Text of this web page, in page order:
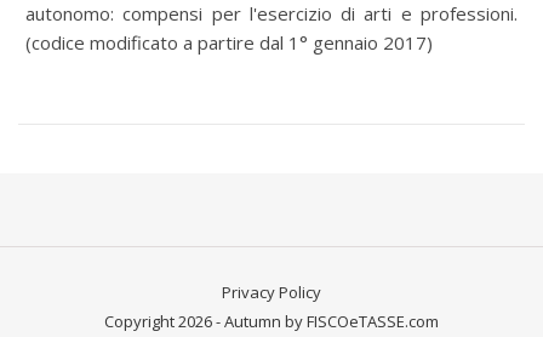
autonomo: compensi per l'esercizio di arti e professioni.
(codice modificato a partire dal 1° gennaio 2017)
Privacy Policy
Copyright 2026 - Autumn by FISCOeTASSE.com